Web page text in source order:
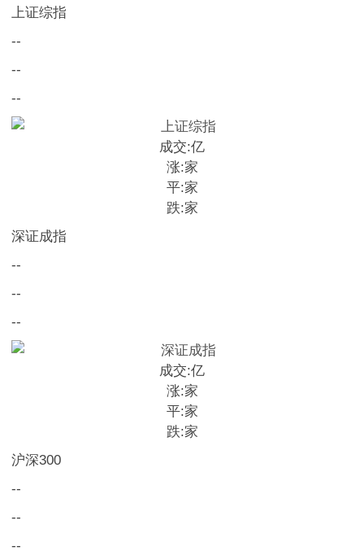
上证综指
--
--
--
成交:亿
涨:家
平:家
跌:家
深证成指
--
--
--
成交:亿
涨:家
平:家
跌:家
沪深300
--
--
--